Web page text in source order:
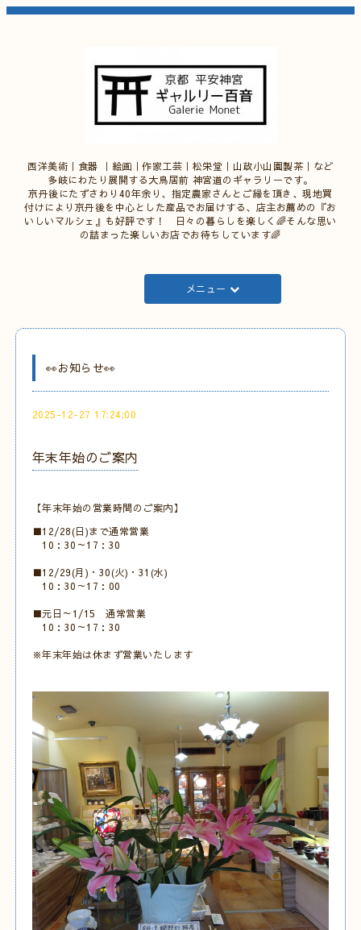
西洋美術｜食器 ｜絵画｜作家工芸｜松栄堂｜山政小山園製茶｜など
多岐にわたり展開する大鳥居前 神宮道のギャラリーです。
京丹後にたずさわり40年余り、指定農家さんとご縁を頂き、現地買
付けにより京丹後を中心とした産品でお届けする、店主お薦めの『お
いしいマルシェ』も好評です！ 日々の暮らしを楽しく🌈そんな思い
の詰まった楽しいお店でお待ちしています🌈
メニュー
👀お知らせ👀
2025-12-27 17:24:00
年末年始のご案内
【年末年始の営業時間のご案内】
■12/28(日)まで通常営業
10：30～17：30
■12/29(月)・30(火)・31(水)
10：30～17：00
■元日～1/15 通常営業
10：30～17：30
※年末年始は休まず営業いたします